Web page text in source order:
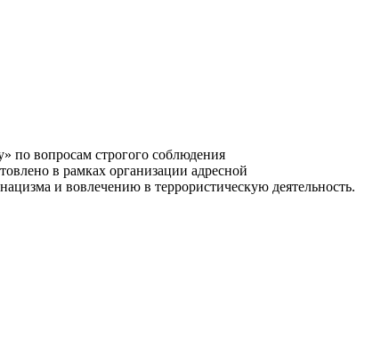
по вопросам строгого соблюдения
в рамках организации адресной
и вовлечению в террористическую деятельность.